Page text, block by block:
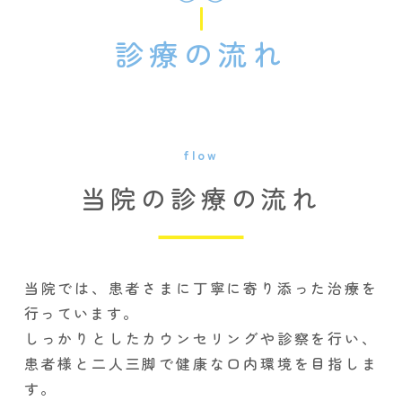
診療の流れ
flow
当院の診療の流れ
当院では、患者さまに丁寧に寄り添った治療を
行っています。
しっかりとしたカウンセリングや診察を行い、
患者様と二人三脚で健康な口内環境を目指しま
す。